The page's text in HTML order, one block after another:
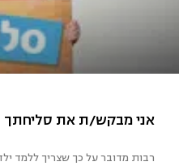
רבות מדובר על כך שצריך ללמד